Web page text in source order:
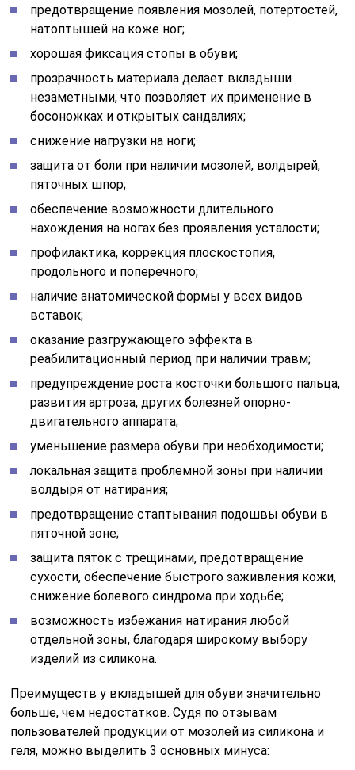
предотвращение появления мозолей, потертостей,
натоптышей на коже ног;
хорошая фиксация стопы в обуви;
прозрачность материала делает вкладыши
незаметными, что позволяет их применение в
босоножках и открытых сандалиях;
снижение нагрузки на ноги;
защита от боли при наличии мозолей, волдырей,
пяточных шпор;
обеспечение возможности длительного
нахождения на ногах без проявления усталости;
профилактика, коррекция плоскостопия,
продольного и поперечного;
наличие анатомической формы у всех видов
вставок;
оказание разгружающего эффекта в
реабилитационный период при наличии травм;
предупреждение роста косточки большого пальца,
развития артроза, других болезней опорно-
двигательного аппарата;
уменьшение размера обуви при необходимости;
локальная защита проблемной зоны при наличии
волдыря от натирания;
предотвращение стаптывания подошвы обуви в
пяточной зоне;
защита пяток с трещинами, предотвращение
сухости, обеспечение быстрого заживления кожи,
снижение болевого синдрома при ходьбе;
возможность избежания натирания любой
отдельной зоны, благодаря широкому выбору
изделий из силикона.
Преимуществ у вкладышей для обуви значительно
больше, чем недостатков. Судя по отзывам
пользователей продукции от мозолей из силикона и
геля, можно выделить 3 основных минуса: